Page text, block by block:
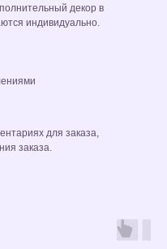
декор в
индивидуально.
для заказа,
заказа.